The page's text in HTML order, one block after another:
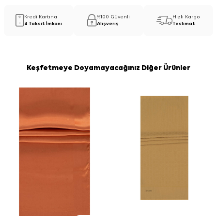
Kredi Kartına
4 Taksit İmkanı
%100 Güvenli
Alışveriş
Hızlı Kargo
Teslimat
Keşfetmeye Doyamayacağınız Diğer Ürünler